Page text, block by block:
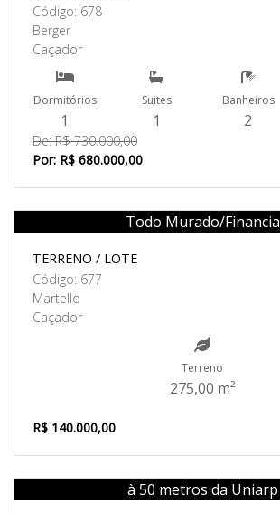
Código: 678
Berger
Caçador
Dormitórios
1
Suites
1
Banheiros
2
De: R$ 730.000,00
Por: R$ 680.000,00
Todo Murado/Financia
TERRENO / LOTE
Código: 677
Martello
Caçador
Terreno
275,00 m²
R$ 140.000,00
à 50 metros da Uniarp